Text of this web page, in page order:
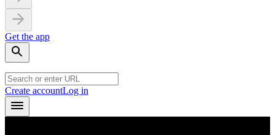
Get the app
Create accountLog in